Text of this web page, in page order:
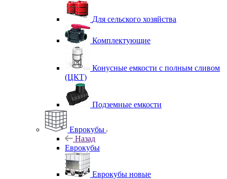
Для сельского хозяйства
Комплектующие
Конусные емкости с полным сливом
(ЦКТ)
Подземные емкости
Еврокубы
Назад
Еврокубы
Еврокубы новые